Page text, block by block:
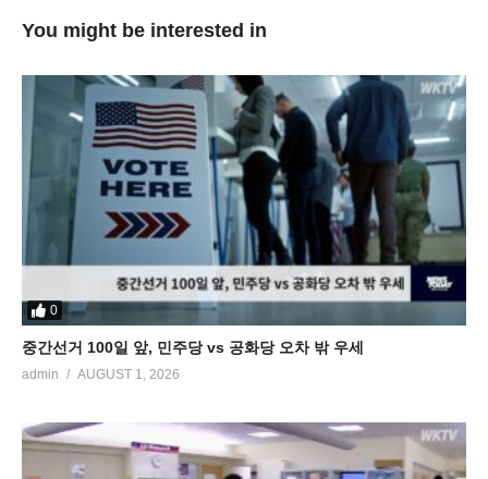
You might be interested in
0
중간선거 100일 앞, 민주당 vs 공화당 오차 밖 우세
admin AUGUST 1, 2026